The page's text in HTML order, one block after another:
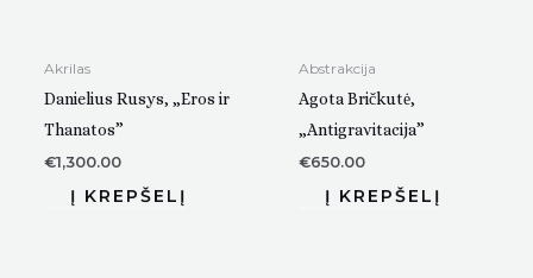
Akrilas
Danielius Rusys, „Eros ir
Thanatos”
€1,300.00
Abstrakcija
Agota Bričkutė,
„Antigravitacija”
€650.00